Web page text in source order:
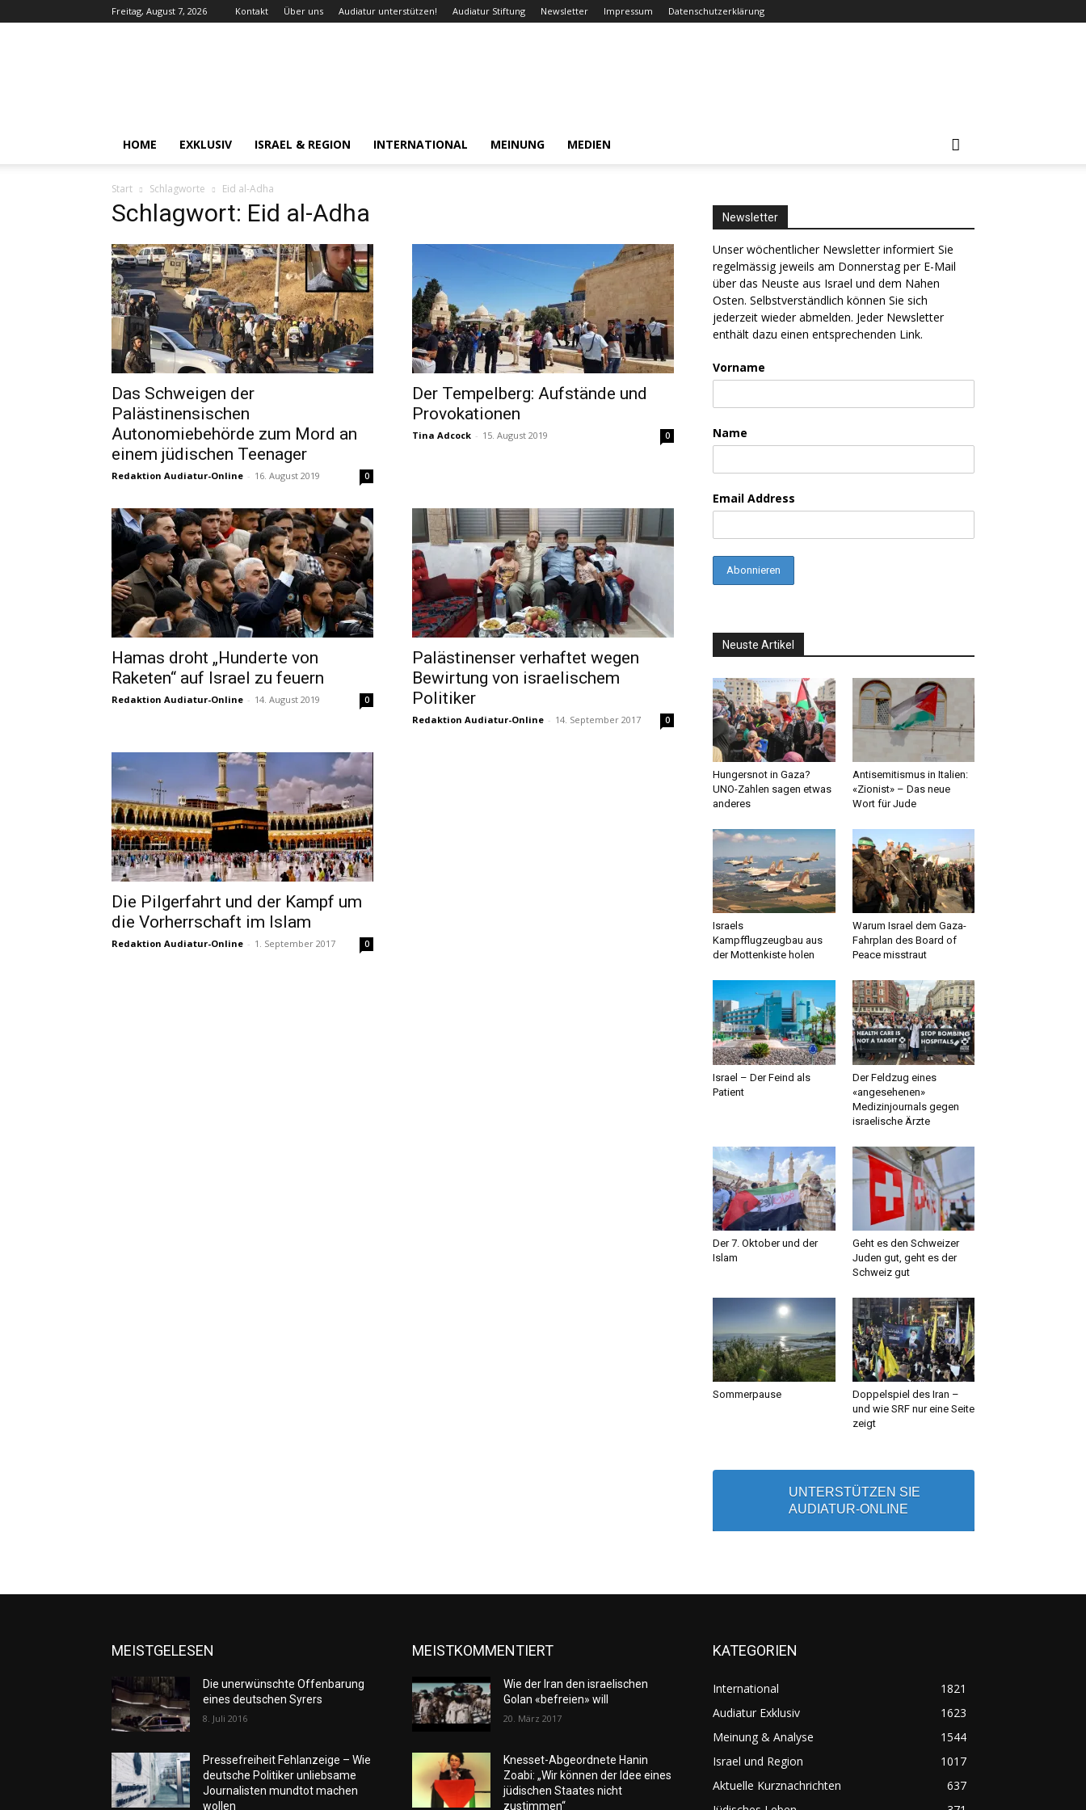
Freitag, August 7, 2026 Kontakt Über uns Audiatur unterstützen! Audiatur Stiftung Newsletter Impressum Datenschutzerklärung
HOME EXKLUSIV ISRAEL & REGION INTERNATIONAL MEINUNG MEDIEN
Start Schlagworte Eid al-Adha
Schlagwort: Eid al-Adha
Das Schweigen der
Palästinensischen
Autonomiebehörde zum Mord an
einem jüdischen Teenager
Redaktion Audiatur-Online - 16. August 2019 0
Der Tempelberg: Aufstände und
Provokationen
Tina Adcock - 15. August 2019 0
Hamas droht „Hunderte von
Raketen“ auf Israel zu feuern
Redaktion Audiatur-Online - 14. August 2019 0
Palästinenser verhaftet wegen
Bewirtung von israelischem
Politiker
Redaktion Audiatur-Online - 14. September 2017 0
Die Pilgerfahrt und der Kampf um
die Vorherrschaft im Islam
Redaktion Audiatur-Online - 1. September 2017 0
Newsletter
Unser wöchentlicher Newsletter informiert Sie
regelmässig jeweils am Donnerstag per E-Mail
über das Neuste aus Israel und dem Nahen
Osten. Selbstverständlich können Sie sich
jederzeit wieder abmelden. Jeder Newsletter
enthält dazu einen entsprechenden Link.
Vorname
Name
Email Address
Neuste Artikel
Hungersnot in Gaza?
UNO-Zahlen sagen etwas
anderes
Antisemitismus in Italien:
«Zionist» – Das neue
Wort für Jude
Israels
Kampfflugzeugbau aus
der Mottenkiste holen
Warum Israel dem Gaza-
Fahrplan des Board of
Peace misstraut
Israel – Der Feind als
Patient
Der Feldzug eines
«angesehenen»
Medizinjournals gegen
israelische Ärzte
Der 7. Oktober und der
Islam
Geht es den Schweizer
Juden gut, geht es der
Schweiz gut
Sommerpause
Doppelspiel des Iran –
und wie SRF nur eine Seite
zeigt
UNTERSTÜTZEN SIE
AUDIATUR-ONLINE
MEISTGELESEN
Die unerwünschte Offenbarung
eines deutschen Syrers
8. Juli 2016
Pressefreiheit Fehlanzeige – Wie
deutsche Politiker unliebsame
Journalisten mundtot machen
wollen
MEISTKOMMENTIERT
Wie der Iran den israelischen
Golan «befreien» will
20. März 2017
Knesset-Abgeordnete Hanin
Zoabi: „Wir können der Idee eines
jüdischen Staates nicht
zustimmen“
KATEGORIEN
International
1821
Audiatur Exklusiv
1623
Meinung & Analyse
1544
Israel und Region
1017
Aktuelle Kurznachrichten
637